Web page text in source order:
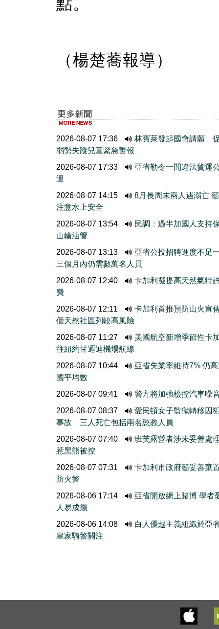
點。
（楊楚蕎報導）
2026-08-07 17:36
林寶萊發起國會請願
弱勢失蹤兒童緊急警報
2026-08-07 17:33
亞省勒令一間違法貨運
運
2026-08-07 14:15
8月長周末兩人遇溺亡
注意水上安全
2026-08-07 13:54
民調：過半加國人支持
山輸油管
2026-08-07 13:13
亞省公投招聘進度不
三個月內仍需數萬名人員
2026-08-07 12:40
卡加利擬提高天然氣特
費
2026-08-07 12:11
卡加利首推預防山火宣
個天然社區列較高風險
2026-08-07 11:27
美國航空新增季節性卡
往紐約甘迺迪機場航線
2026-08-07 10:44
亞省失業率維持7% 仍
國平均數
2026-08-07 09:41
警方將加強檢控汽車噪
2026-08-07 08:37
愛民頓女子監獄轉移囚
事故 三人死亡包括兩名懲教人員
2026-08-07 07:40
班芙露營者涉未妥善處
惹黑熊被控
2026-08-07 07:31
卡加利市政府籲妥善棄
防火警
2026-08-06 17:14
亞省開放網上賭博 學者
人易成癮
2026-08-06 14:08
白人優越主義組織於亞
皇家騎警關注